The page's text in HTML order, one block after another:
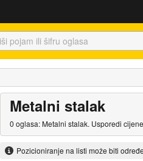
Metalni stalak
0 oglasa: Metalni stalak. Usporedi
Pozicioniranje na listi može biti